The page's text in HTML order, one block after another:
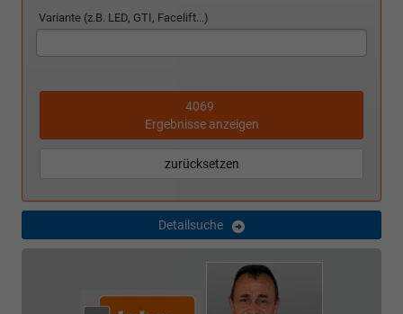
Variante (z.B. LED, GTI, Facelift...)
4069
Ergebnisse anzeigen
zurücksetzen
Detailsuche